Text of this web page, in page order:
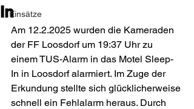
Einsätze
In
Am 12.2.2025 wurden die Kameraden
der FF Loosdorf um 19:37 Uhr zu
einem TUS-Alarm in das Motel Sleep-
In in Loosdorf alarmiert. Im Zuge der
Erkundung stellte sich glücklicherweise
schnell ein Fehlalarm heraus. Durch